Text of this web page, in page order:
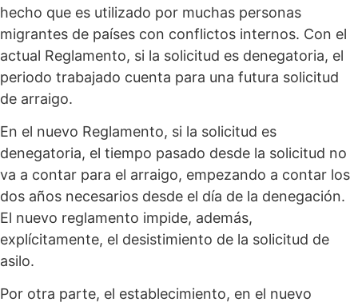
hecho que es utilizado por muchas personas
migrantes de países con conflictos internos. Con el
actual Reglamento, si la solicitud es denegatoria, el
periodo trabajado cuenta para una futura solicitud
de arraigo.
En el nuevo Reglamento, si la solicitud es
denegatoria, el tiempo pasado desde la solicitud no
va a contar para el arraigo, empezando a contar los
dos años necesarios desde el día de la denegación.
El nuevo reglamento impide, además,
explícitamente, el desistimiento de la solicitud de
asilo.
Por otra parte, el establecimiento, en el nuevo